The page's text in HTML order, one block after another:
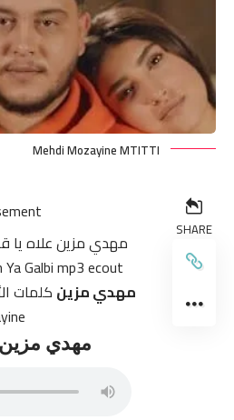
Mehdi Mozayine MTITTI
SHARE
Galbi mp3 ecout |
مهدي مزين
مهدي مزين